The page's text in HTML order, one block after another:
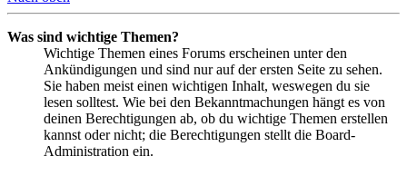
Was sind wichtige Themen?
Wichtige Themen eines Forums erscheinen unter den
Ankündigungen und sind nur auf der ersten Seite zu sehen.
Sie haben meist einen wichtigen Inhalt, weswegen du sie
lesen solltest. Wie bei den Bekanntmachungen hängt es von
deinen Berechtigungen ab, ob du wichtige Themen erstellen
kannst oder nicht; die Berechtigungen stellt die Board-
Administration ein.